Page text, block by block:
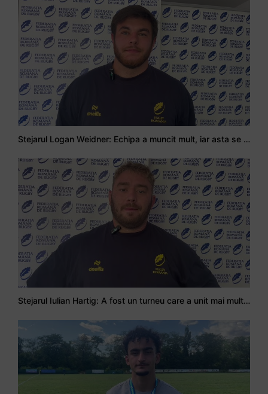
Stejarul Logan Weidner: Echipa a muncit mult, iar asta se va vedea în meciurile de la Nations Cup
Stejarul Iulian Hartig: A fost un turneu care a unit mai mult echipa